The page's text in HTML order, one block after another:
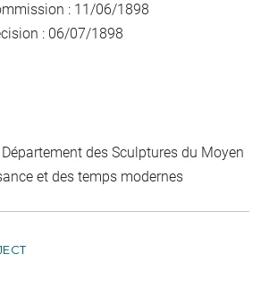
: 11/06/1898
: 06/07/1898
des Sculptures du Moyen
et des temps modernes